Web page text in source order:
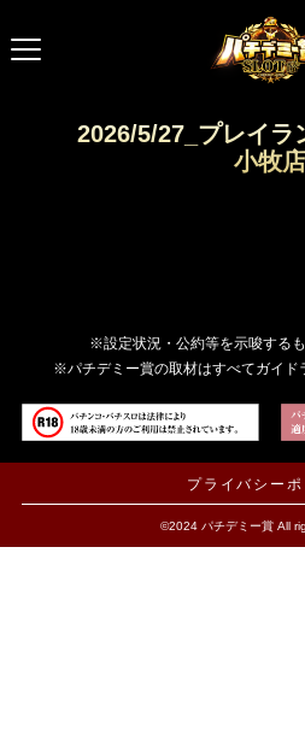
2026/5/27_プレイラ
小牧店
※設定状況・公約等を示唆するも
※パチデミー賞の取材はすべてガイド
プライバシーポ
©2024 パチデミー賞 All